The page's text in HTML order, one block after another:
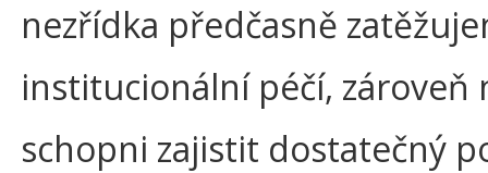
nezřídka předčasně
institucionální péčí, zároveň
schopni zajistit dostatečný